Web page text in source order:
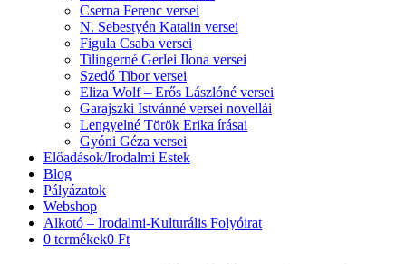
Cserna Ferenc versei
N. Sebestyén Katalin versei
Figula Csaba versei
Tilingerné Gerlei Ilona versei
Szedő Tibor versei
Eliza Wolf – Erős Lászlóné versei
Garajszki Istvánné versei novellái
Lengyelné Török Erika írásai
Gyóni Géza versei
Előadások/Irodalmi Estek
Blog
Pályázatok
Webshop
Alkotó – Irodalmi-Kulturális Folyóirat
0 termékek0 Ft